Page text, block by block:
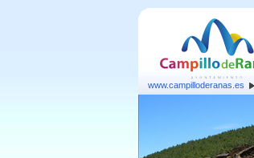
www.campilloderanas.es